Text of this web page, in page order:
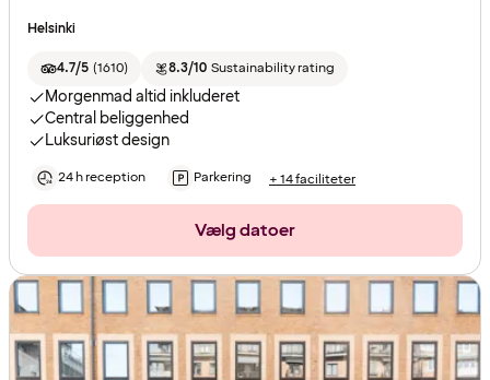
Helsinki
4.7/5 (1610) 8.3/10 Sustainability rating
Morgenmad altid inkluderet
Central beliggenhed
Luksuriøst design
24 h reception Parkering + 14 faciliteter
Vælg datoer